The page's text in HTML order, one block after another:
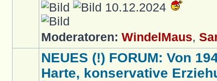
10.12.2024
Moderatoren: WindelMaus,
NEUES (!) FORUM: Von
Harte, konservative